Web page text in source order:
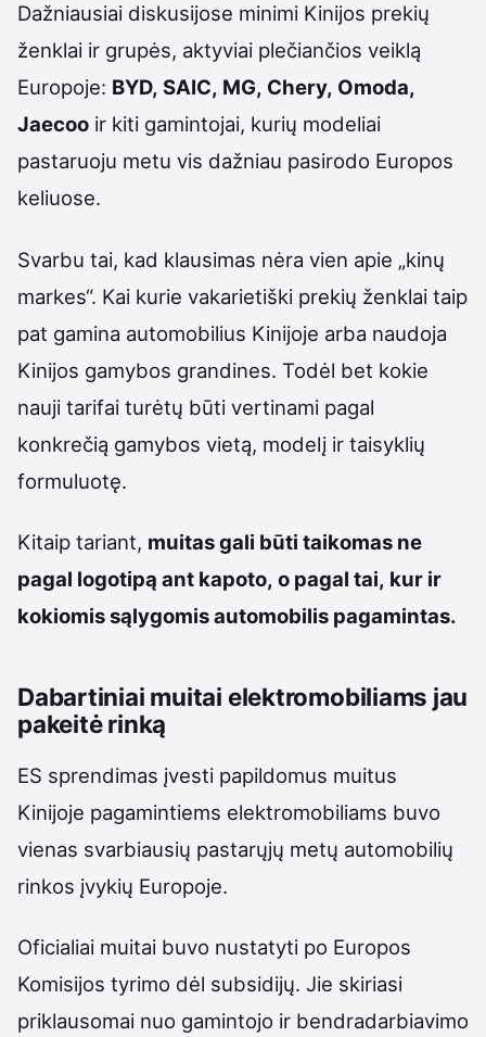
Dažniausiai diskusijose minimi Kinijos prekių
ženklai ir grupės, aktyviai plečiančios veiklą
Europoje: BYD, SAIC, MG, Chery, Omoda,
Jaecoo ir kiti gamintojai, kurių modeliai
pastaruoju metu vis dažniau pasirodo Europos
keliuose.
Svarbu tai, kad klausimas nėra vien apie „kinų
markes“. Kai kurie vakarietiški prekių ženklai taip
pat gamina automobilius Kinijoje arba naudoja
Kinijos gamybos grandines. Todėl bet kokie
nauji tarifai turėtų būti vertinami pagal
konkrečią gamybos vietą, modelį ir taisyklių
formuluotę.
Kitaip tariant, muitas gali būti taikomas ne
pagal logotipą ant kapoto, o pagal tai, kur ir
kokiomis sąlygomis automobilis pagamintas.
Dabartiniai muitai elektromobiliams jau
pakeitė rinką
ES sprendimas įvesti papildomus muitus
Kinijoje pagamintiems elektromobiliams buvo
vienas svarbiausių pastarųjų metų automobilių
rinkos įvykių Europoje.
Oficialiai muitai buvo nustatyti po Europos
Komisijos tyrimo dėl subsidijų. Jie skiriasi
priklausomai nuo gamintojo ir bendradarbiavimo